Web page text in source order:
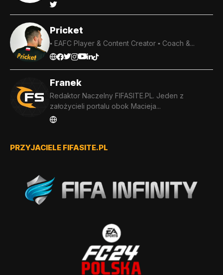
Pricket
▪️ EAFC Player & Content Creator ▪️ Coach &...
Franek
Redaktor Naczelny FIFASITE.PL. Jeden z
założycieli portalu obok Macieja...
PRZYJACIELE FIFASITE.PL